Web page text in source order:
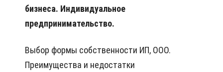
бизнеса. Индивидуальное
предпринимательство.
Выбор формы собственности ИП, ООО.
Преимущества и недостатки